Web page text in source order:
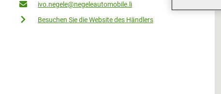
ivo.negele@negeleautomobile.li
Besuchen Sie die Website des Händlers